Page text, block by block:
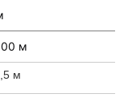
м
м